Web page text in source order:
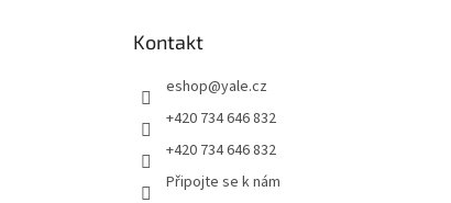
Kontakt
eshop@yale.cz
+420 734 646 832
+420 734 646 832
Připojte se k nám